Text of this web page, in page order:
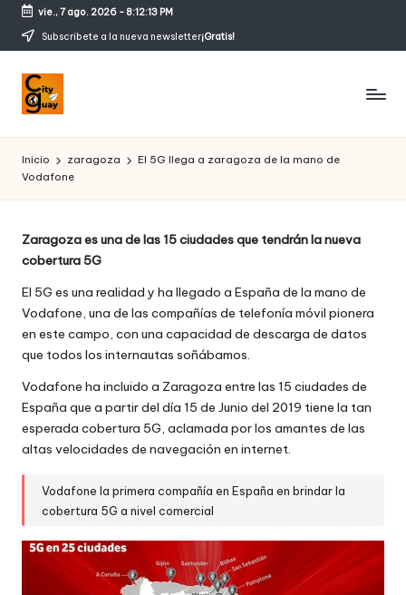
Saltar
contenido
vie., 7 ago. 2026- 8:12:13 PM
Subscribete a la nueva newsletter¡Gratis!
C
it
y
g
u
a
y
rincones
Inicio zaragoza
El 5G llega a zaragoza de la mano de
Vodafone
Zaragoza es una de las 15 ciudades que tendrán la nueva
cobertura 5G
El 5G es una realidad y ha llegado a España de la mano de
Vodafone, una de las compañías de telefonía móvil pionera
en este campo, con una capacidad de descarga de datos
que todos los internautas soñábamos.
Vodafone ha incluido a Zaragoza entre las 15 ciudades de
España que a partir del día 15 de Junio del 2019 tiene la tan
esperada cobertura 5G, aclamada por los amantes de las
altas velocidades de navegación en internet.
Vodafone la primera compañía en España en brindar la
cobertura 5G a nivel comercial